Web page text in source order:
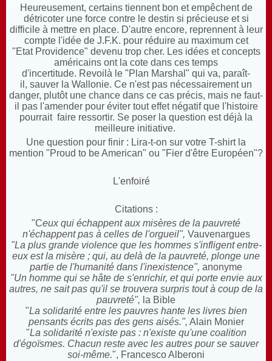
Heureusement, certains tiennent bon et empêchent de
détricoter une force contre le destin si précieuse et si
difficile à mettre en place. D'autre encore, reprennent à leur
compte l'idée de J.F.K. pour réduire au maximum cet
"Etat Providence" devenu trop cher. Les idées et concepts
américains ont la cote dans ces temps
d'incertitude. Revoilà le "Plan Marshal" qui va, paraît-
il, sauver la Wallonie. Ce n'est pas nécessairement un
danger, plutôt une chance dans ce cas précis, mais ne faut-
il pas l'amender pour éviter tout effet négatif que l'histoire
pourrait faire ressortir. Se poser la question est déjà la
meilleure initiative.
Une question pour finir : Lira-t-on sur votre T-shirt la
mention "Proud to be American" ou "Fier d'être Européen"?
L'enfoiré
Citations :
"Ceux qui échappent aux misères de la pauvreté
n'échappent pas à celles de l'orgueil", Vauvenargues
"La plus grande violence que les hommes s'infligent entre-
eux est la misère ; qui, au delà de la pauvreté, plonge une
partie de l'humanité dans l'inexistence", anonyme
"Un homme qui se hâte de s'enrichir, et qui porte envie aux
autres, ne sait pas qu'il se trouvera surpris tout à coup de la
pauvreté", la Bible
"La solidarité entre les pauvres hante les livres bien
pensants écrits pas des gens aisés.", Alain Monier
"La solidarité n'existe pas : n'existe qu'une coalition
d'égoïsmes. Chacun reste avec les autres pour se sauver
soi-même.", Francesco Alberoni